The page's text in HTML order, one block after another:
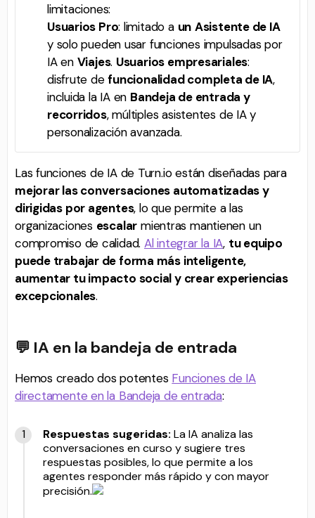
limitaciones:
Usuarios Pro: limitado a un Asistente de IA
y solo pueden usar funciones impulsadas por
IA en Viajes. Usuarios empresariales:
disfrute defuncionalidad completa de IA,
incluida la IA en Bandeja de entrada y
recorridos, múltiples asistentes de IA y
personalización avanzada.
Las funciones de IA de Turn.io están diseñadas para
mejorar las conversaciones automatizadas y
dirigidas por agentes, lo que permite a las
organizaciones escalar mientras mantienen un
compromiso de calidad. Al integrar la IA, tu equipo
puede trabajar de forma más inteligente,
aumentar tu impacto social y crear experiencias
excepcionales.
💬 IA en la bandeja de entrada
Hemos creado dos potentes Funciones de IA
directamente en la Bandeja de entrada:
Respuestas sugeridas: La IA analiza las
conversaciones en curso y sugiere tres
respuestas posibles, lo que permite a los
agentes responder más rápido y con mayor
precisión.